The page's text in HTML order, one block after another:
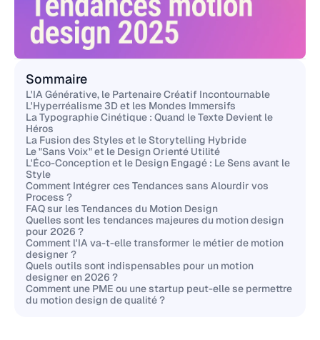
Sommaire
L'IA Générative, le Partenaire Créatif Incontournable
L'Hyperréalisme 3D et les Mondes Immersifs
La Typographie Cinétique : Quand le Texte Devient le
Héros
La Fusion des Styles et le Storytelling Hybride
Le "Sans Voix" et le Design Orienté Utilité
L'Éco-Conception et le Design Engagé : Le Sens avant le
Style
Comment Intégrer ces Tendances sans Alourdir vos
Process ?
FAQ sur les Tendances du Motion Design
Quelles sont les tendances majeures du motion design
pour 2026 ?
Comment l'IA va-t-elle transformer le métier de motion
designer ?
Quels outils sont indispensables pour un motion
designer en 2026 ?
Comment une PME ou une startup peut-elle se permettre
du motion design de qualité ?